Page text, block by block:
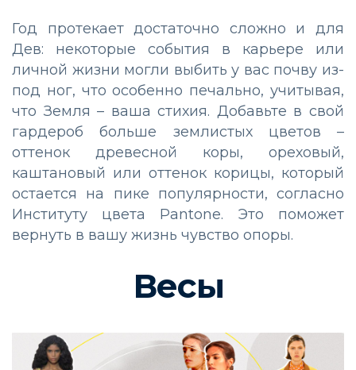
Год протекает достаточно сложно и для
Дев: некоторые события в карьере или
личной жизни могли выбить у вас почву из-
под ног, что особенно печально, учитывая,
что Земля – ваша стихия. Добавьте в свой
гардероб больше землистых цветов –
оттенок древесной коры, ореховый,
каштановый или оттенок корицы, который
остается на пике популярности, согласно
Институту цвета Pantone. Это поможет
вернуть в вашу жизнь чувство опоры.
Весы